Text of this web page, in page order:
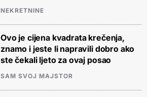
NEKRETNINE
Ovo je cijena kvadrata krečenja,
znamo i jeste li napravili dobro ako
ste čekali ljeto za ovaj posao
SAM SVOJ MAJSTOR